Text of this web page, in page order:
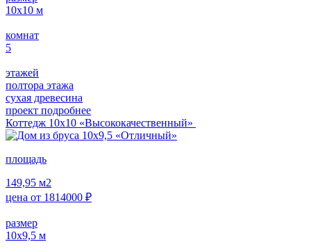
10х10 м
комнат
5
этажей
полтора этажа
сухая древесина
проект подробнее
Коттедж 10х10 «Высококачественный»
площадь
149,95 м2
цена от 1814000 ₽
размер
10х9,5 м